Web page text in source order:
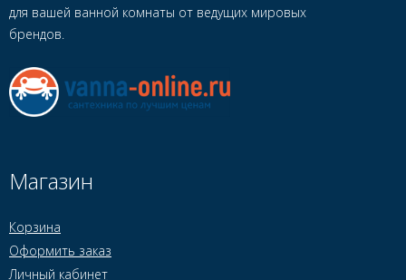
для вашей ванной комнаты от ведущих мировых
брендов.
Магазин
Корзина
Оформить заказ
Личный кабинет